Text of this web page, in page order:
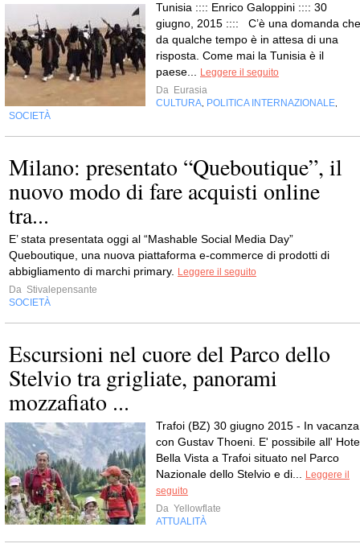
Tunisia :::: Enrico Galoppini :::: 30
giugno, 2015 :::: C’è una domanda che
da qualche tempo è in attesa di una
risposta. Come mai la Tunisia è il
paese...
Leggere il seguito
Da Eurasia
CULTURA POLITICA INTERNAZIONALE
SOCIETÀ
Milano: presentato “Queboutique”, il
nuovo modo di fare acquisti online
tra...
E’ stata presentata oggi al “Mashable Social Media Day”
Queboutique, una nuova piattaforma e-commerce di prodotti di
abbigliamento di marchi primary.
Leggere il seguito
Da Stivalepensante
SOCIETÀ
Escursioni nel cuore del Parco dello
Stelvio tra grigliate, panorami
mozzafiato ...
Trafoi (BZ) 30 giugno 2015 - In vacanza
con Gustav Thoeni. E' possibile all'
Bella Vista a Trafoi situato nel Parco
Nazionale dello Stelvio e di...
Leggere il
seguito
Da Yellowflate
ATTUALITÀ